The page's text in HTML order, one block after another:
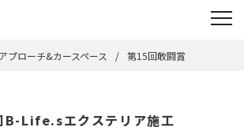
アプローチ&カースペース 第15回敢闘賞
B-Life.sエクステリア施工